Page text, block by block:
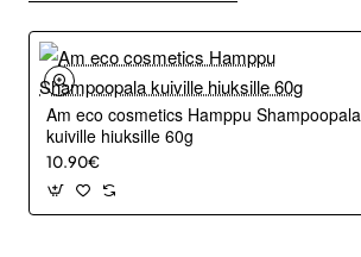
Am eco cosmetics Hamppu Shampoopala
kuiville hiuksille 60g
10.90€